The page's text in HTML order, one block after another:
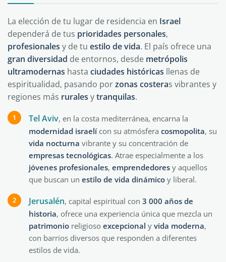
La elección de tu lugar de residencia en Israel
dependerá de tus prioridades personales,
profesionales y de tu estilo de vida. El país ofrece una
gran diversidad de entornos, desde metrópolis
ultramodernas hasta ciudades históricas llenas de
espiritualidad, pasando porzonas costeras vibrantes y
regiones más rurales ytranquilas.
Tel Aviv, en la costa mediterránea, encarna la
modernidad israelícon su atmósfera cosmopolita, su
vida nocturna vibrante y su concentración de
empresas tecnológicas. Atrae especialmente a los
jóvenes profesionales, emprendedores y aquellos
que buscan un estilo de vida dinámico y liberal.
Jerusalén, capital espiritual con 3 000 años de
historia, ofrece una experiencia única que mezcla un
patrimonio religioso excepcional y vida moderna,
con barrios diversos que responden a diferentes
estilos de vida.